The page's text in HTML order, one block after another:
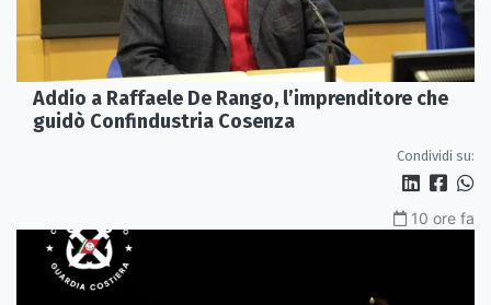
Addio a Raffaele De Rango, l’imprenditore che
guidò Confindustria Cosenza
Condividi su:
10 ore fa